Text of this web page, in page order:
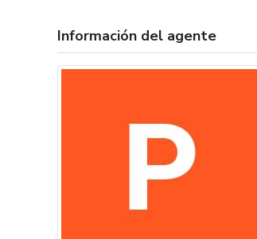
Información del agente